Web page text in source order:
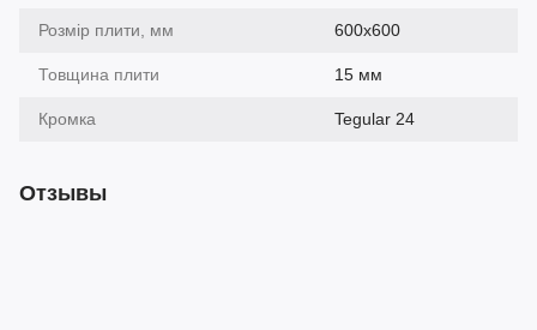
Розмір плити, мм 600х600
Товщина плити 15 мм
Кромка Tegular 24
Отзывы